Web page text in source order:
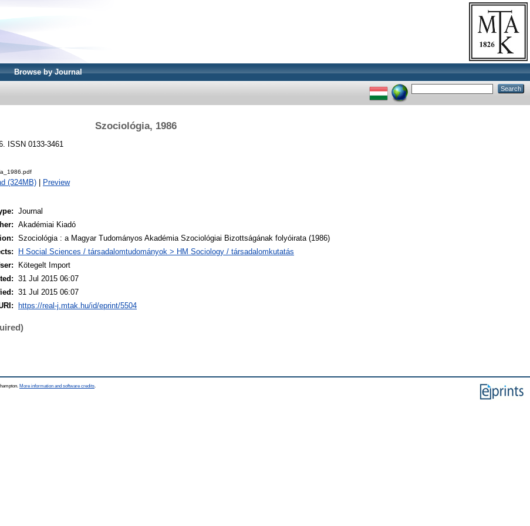
Browse by Journal
Szociológia, 1986
ISSN 0133-3461
(324MB) Preview
Journal
Akadémiai Kiadó
Szociológia : a Magyar Tudományos Akadémia Szociológiai Bizottságának folyóirata (1986)
H Social Sciences / társadalomtudományok > HM Sociology / társadalomkutatás
Kötegelt Import
31 Jul 2015 06:07
31 Jul 2015 06:07
https://real-j.mtak.hu/id/eprint/5504
More information and software credits